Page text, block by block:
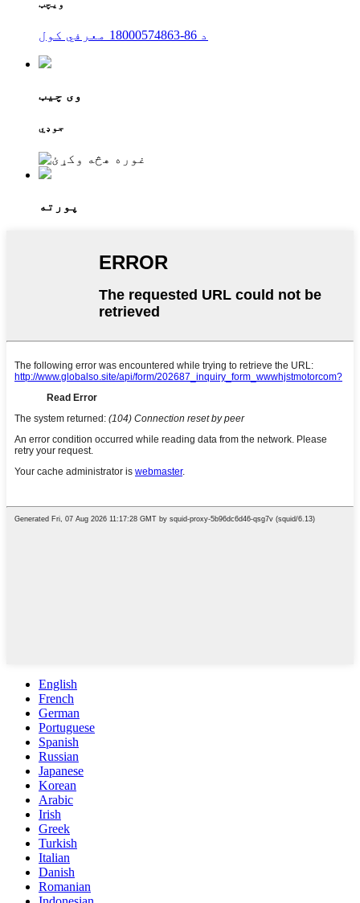
ویچټ
د 86-18000574863 معرفي کول
وی چیټ
جوډي
پورته
English
French
German
Portuguese
Spanish
Russian
Japanese
Korean
Arabic
Irish
Greek
Turkish
Italian
Danish
Romanian